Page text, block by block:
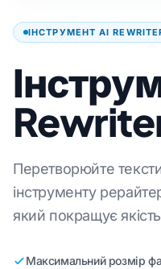
ІНСТРУМЕНТ AI
Перетворюйте
інструменту
який покращує
Максимальний розмір